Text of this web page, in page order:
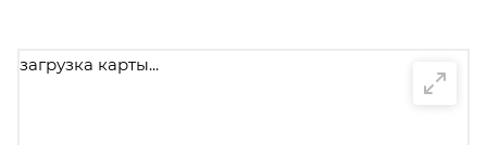
загрузка карты...